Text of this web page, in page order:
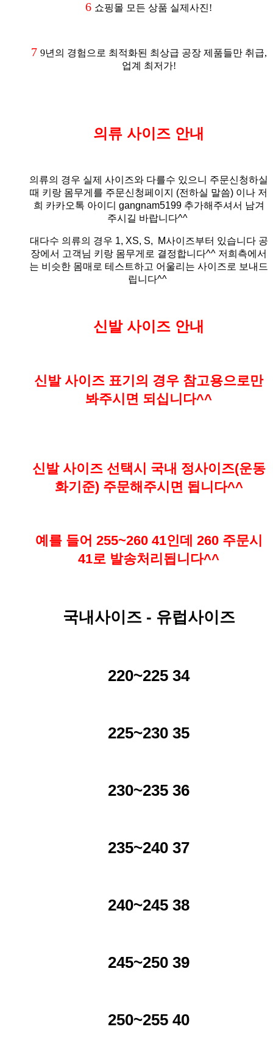
6 쇼핑몰 모든 상품 실제사진!
7 9년의 경험으로 최적화된 최상급 공장 제품들만 취급,
업계 최저가!
의류 사이즈 안내
의류의 경우 실제 사이즈와 다를수 있으니 주문신청하실
때 키랑 몸무게를 주문신청페이지 (전하실 말씀) 이나 저
희 카카오톡 아이디 gangnam5199 추가해주셔서 남겨
주시길 바랍니다^^
대다수 의류의 경우 1, XS, S, M사이즈부터 있습니다 공
장에서 고객님 키랑 몸무게로 결정합니다^^ 저희측에서
는 비슷한 몸매로 테스트하고 어울리는 사이즈로 보내드
립니다^^
신발 사이즈 안내
신발 사이즈 표기의 경우 참고용으로만
봐주시면 되십니다^^
신발 사이즈 선택시 국내 정사이즈(운동
화기준) 주문해주시면 됩니다^^
예를 들어 255~260 41인데 260 주문시
41로 발송처리됩니다^^
국내사이즈 - 유럽사이즈
220~225 34
225~230 35
230~235 36
235~240 37
240~245 38
245~250 39
250~255 40